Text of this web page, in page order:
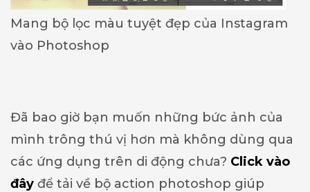
Mang bộ lọc màu tuyệt đẹp của Instagram
vào Photoshop
Đã bao giờ bạn muốn những bức ảnh của
mình trông thú vị hơn mà không dùng qua
các ứng dụng trên di động chưa? Click vào
đây để tải về bộ action photoshop giúp